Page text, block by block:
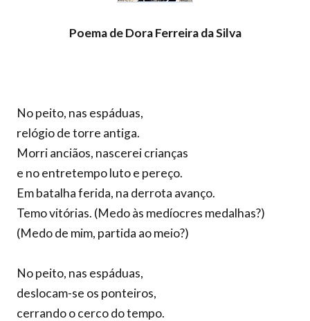
Poema de Dora Ferreira da Silva
No peito, nas espáduas,
relógio de torre antiga.
Morri anciãos, nascerei crianças
e no entretempo luto e pereço.
Em batalha ferida, na derrota avanço.
Temo vitórias. (Medo às medíocres medalhas?)
(Medo de mim, partida ao meio?)
No peito, nas espáduas,
deslocam-se os ponteiros,
cerrando o cerco do tempo.